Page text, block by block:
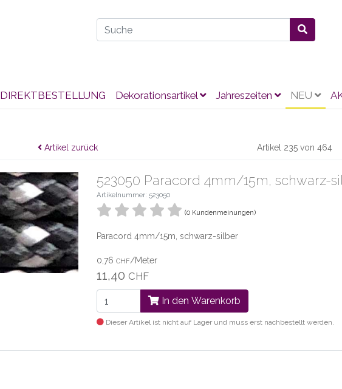
DIREKTBESTELLUNG Dekorationsartikel Jahreszeiten NEU
Artikel zurück Artikel 235 von 464
523050 Paracord 4mm/15m, schwarz-
Artikelnummer: 523050
(0 Kundenmeinungen)
Paracord 4mm/15m, schwarz-silber
0,76 CHF/Meter
11,40 CHF
In den Warenkorb
Dieser Artikel ist nicht auf Lager und muss erst nachbestellt werden.